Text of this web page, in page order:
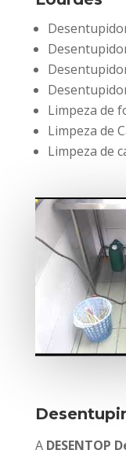
Limpeza de
Limpeza de
Limpeza de
A DESENTOP